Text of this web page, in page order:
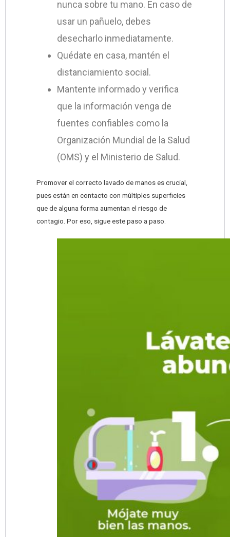
nunca sobre tu mano. En caso de
usar un pañuelo, debes
desecharlo inmediatamente.
Quédate en casa, mantén el
distanciamiento social.
Mantente informado y verifica
que la información venga de
fuentes confiables como la
Organización Mundial de la Salud
(OMS) y el Ministerio de Salud.
Promover el correcto lavado de manos es crucial,
pues están en contacto con múltiples superficies
que de alguna forma aumentan el riesgo de
contagio. Por eso, sigue este paso a paso.